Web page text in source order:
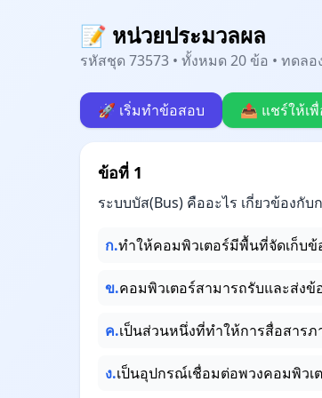
📝 หน่วยประมวลผล
รหัสชุด 73573 • ทั้งหมด 20 ข้อ • ทดล
🚀 เริ่มทำข้อสอบ 📤 แชร์ให้เ
ข้อที่ 1
ระบบบัส(Bus) คืออะไร เกี่ยวข้องกั
ก.ทำให้คอมพิวเตอร์มีพื้นที่จัดเก็บ
ข.คอมพิวเตอร์สามารถรับและส่งข้
ค.เป็นส่วนหนึ่งที่ทำให้การสื่อสารภ
ง.เป็นอุปกรณ์เชื่อมต่อพวงคอมพิวเ